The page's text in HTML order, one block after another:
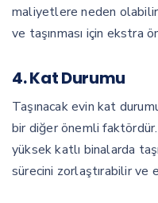
maliyetlere neden
ve taşınması için ekstra
4. Kat Durumu
Taşınacak evin kat
bir diğer önemli
yüksek katlı binalarda
sürecini zorlaştırabilir ve